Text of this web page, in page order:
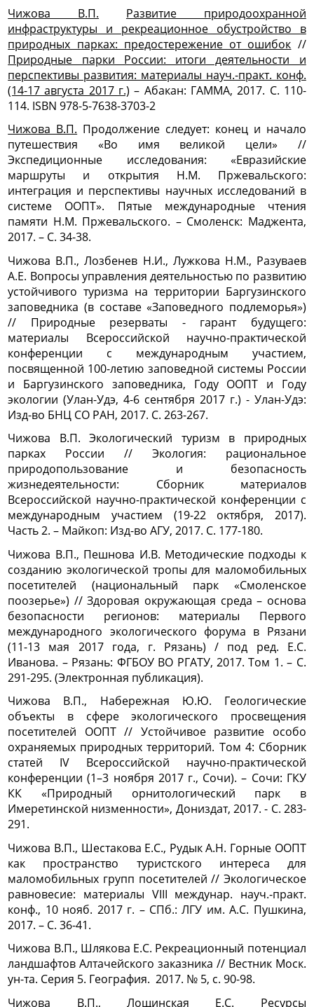
Чижова В.П.
Развитие природоохранной
инфраструктуры и рекреационное обустройство в
природных парках: предостережение от ошибок //
Природные парки России: итоги деятельности и
перспективы развития: материалы науч.-практ. конф.
(14-17 августа 2017 г.) – Абакан: ГАММА, 2017. С. 110-
114. ISBN 978-5-7638-3703-2
Чижова В.П. Продолжение следует: конец и начало
путешествия «Во имя великой цели» //
Экспедиционные исследования: «Евразийские
маршруты и открытия Н.М. Пржевальского:
интеграция и перспективы научных исследований в
системе ООПТ». Пятые международные чтения
памяти Н.М. Пржевальского. – Смоленск: Маджента,
2017. – С. 34-38.
Чижова В.П., Лозбенев Н.И., Лужкова Н.М., Разуваев
А.Е. Вопросы управления деятельностью по развитию
устойчивого туризма на территории Баргузинского
заповедника (в составе «Заповедного подлеморья»)
// Природные резерваты - гарант будущего:
материалы Всероссийской научно-практической
конференции с международным участием,
посвященной 100-летию заповедной системы России
и Баргузинского заповедника, Году ООПТ и Году
экологии (Улан-Удэ, 4-6 сентября 2017 г.) - Улан-Удэ:
Изд-во БНЦ СО РАН, 2017. С. 263-267.
Чижова В.П. Экологический туризм в природных
парках России // Экология: рациональное
природопользование и безопасность
жизнедеятельности: Сборник материалов
Всероссийской научно-практической конференции с
международным участием (19-22 октября, 2017).
Часть 2. – Майкоп: Изд-во АГУ, 2017. С. 177-180.
Чижова В.П., Пешнова И.В. Методические подходы к
созданию экологической тропы для маломобильных
посетителей (национальный парк «Смоленское
поозерье») // Здоровая окружающая среда – основа
безопасности регионов: материалы Первого
международного экологического форума в Рязани
(11-13 мая 2017 года, г. Рязань) / под ред. Е.С.
Иванова. – Рязань: ФГБОУ ВО РГАТУ, 2017. Том 1. – С.
291-295. (Электронная публикация).
Чижова В.П., Набережная Ю.Ю. Геологические
объекты в сфере экологического просвещения
посетителей ООПТ // Устойчивое развитие особо
охраняемых природных территорий. Том 4: Сборник
статей IV Всероссийской научно-практической
конференции (1–3 ноября 2017 г., Сочи). – Сочи: ГКУ
КК «Природный орнитологический парк в
Имеретинской низменности», Дониздат, 2017. - С. 283-
291.
Чижова В.П., Шестакова Е.С., Рудык А.Н. Горные ООПТ
как пространство туристского интереса для
маломобильных групп посетителей // Экологическое
равновесие: материалы VIII междунар. науч.-практ.
конф., 10 нояб. 2017 г. – СПб.: ЛГУ им. А.С. Пушкина,
2017. – С. 36-41.
Чижова В.П., Шлякова Е.С. Рекреационный потенциал
ландшафтов Алтачейского заказника // Вестник Моск.
ун-та. Серия 5. География. 2017. № 5, с. 90-98.
Чижова В.П., Лощинская Е.С. Ресурсы